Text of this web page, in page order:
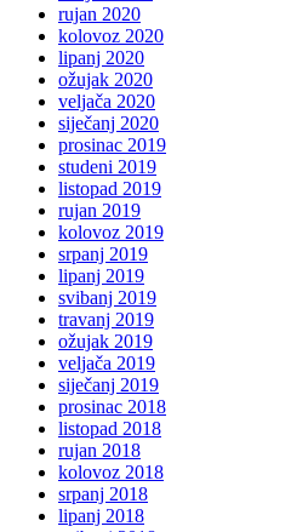
rujan 2020
kolovoz 2020
lipanj 2020
ožujak 2020
veljača 2020
siječanj 2020
prosinac 2019
studeni 2019
listopad 2019
rujan 2019
kolovoz 2019
srpanj 2019
lipanj 2019
svibanj 2019
travanj 2019
ožujak 2019
veljača 2019
siječanj 2019
prosinac 2018
listopad 2018
rujan 2018
kolovoz 2018
srpanj 2018
lipanj 2018